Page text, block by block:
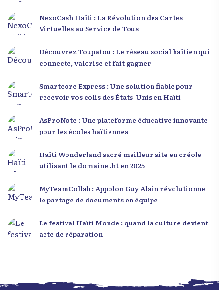
NexoCash Haïti : La Révolution des Cartes
Virtuelles au Service de Tous
Découvrez Toupatou : Le réseau social haïtien qui
connecte, valorise et fait gagner
Smartcore Express : Une solution fiable pour
recevoir vos colis des États-Unis en Haïti
AsProNote : Une plateforme éducative innovante
pour les écoles haïtiennes
Haïti Wonderland sacré meilleur site en créole
utilisant le domaine .ht en 2025
MyTeamCollab : Appolon Guy Alain révolutionne
le partage de documents en équipe
Le festival Haïti Monde : quand la culture devient
acte de réparation